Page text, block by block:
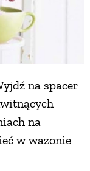
na spacer
na
w wazonie